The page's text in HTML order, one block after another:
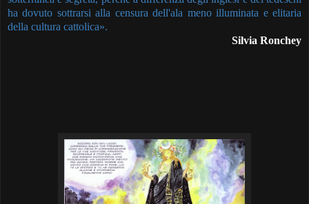
ha dovuto sottrarsi alla censura dell'ala meno illuminata e elitaria
della cultura cattolica».
Silvia Ronchey